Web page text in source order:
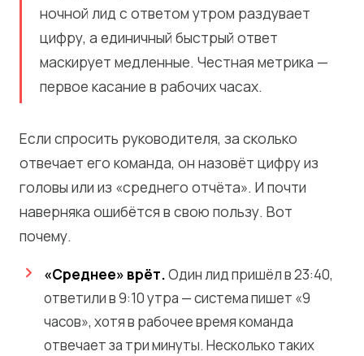
ночной лид с ответом утром раздувает
цифру, а единичный быстрый ответ
маскирует медленные. Честная метрика —
первое касание в рабочих часах.
Если спросить руководителя, за сколько
отвечает его команда, он назовёт цифру из
головы или из «среднего отчёта». И почти
наверняка ошибётся в свою пользу. Вот
почему.
«Среднее» врёт.Один лид пришёл в 23:40,
ответили в 9:10 утра — система пишет «9
часов», хотя в рабочее время команда
отвечает за три минуты. Несколько таких